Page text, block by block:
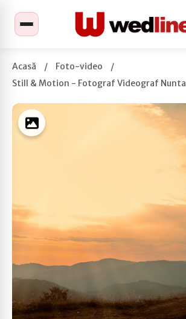
Acasă / Foto-video
/
Still & Motion - Fotograf Videograf Nunta